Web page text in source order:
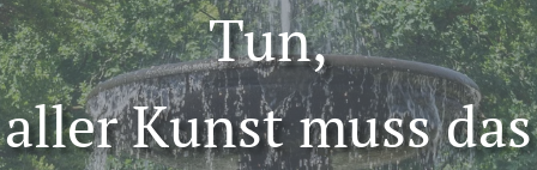
Tun,
aller Kunst muss das